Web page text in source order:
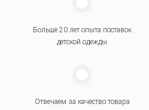
Больше 20 лет опыта поставок
детской одежды
Отвечаем за качество товара